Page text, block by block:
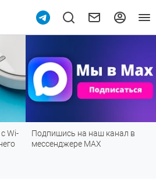
Wi-
Подпишись на наш канал в
мессенджере МАХ